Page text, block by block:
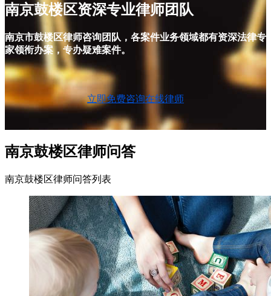
南京鼓楼区资深专业律师团队
南京市鼓楼区律师咨询团队，各案件业务领域都有资深法律专
家领衔办案，专办疑难案件。
立即免费咨询在线律师
南京鼓楼区律师问答
南京鼓楼区律师问答列表